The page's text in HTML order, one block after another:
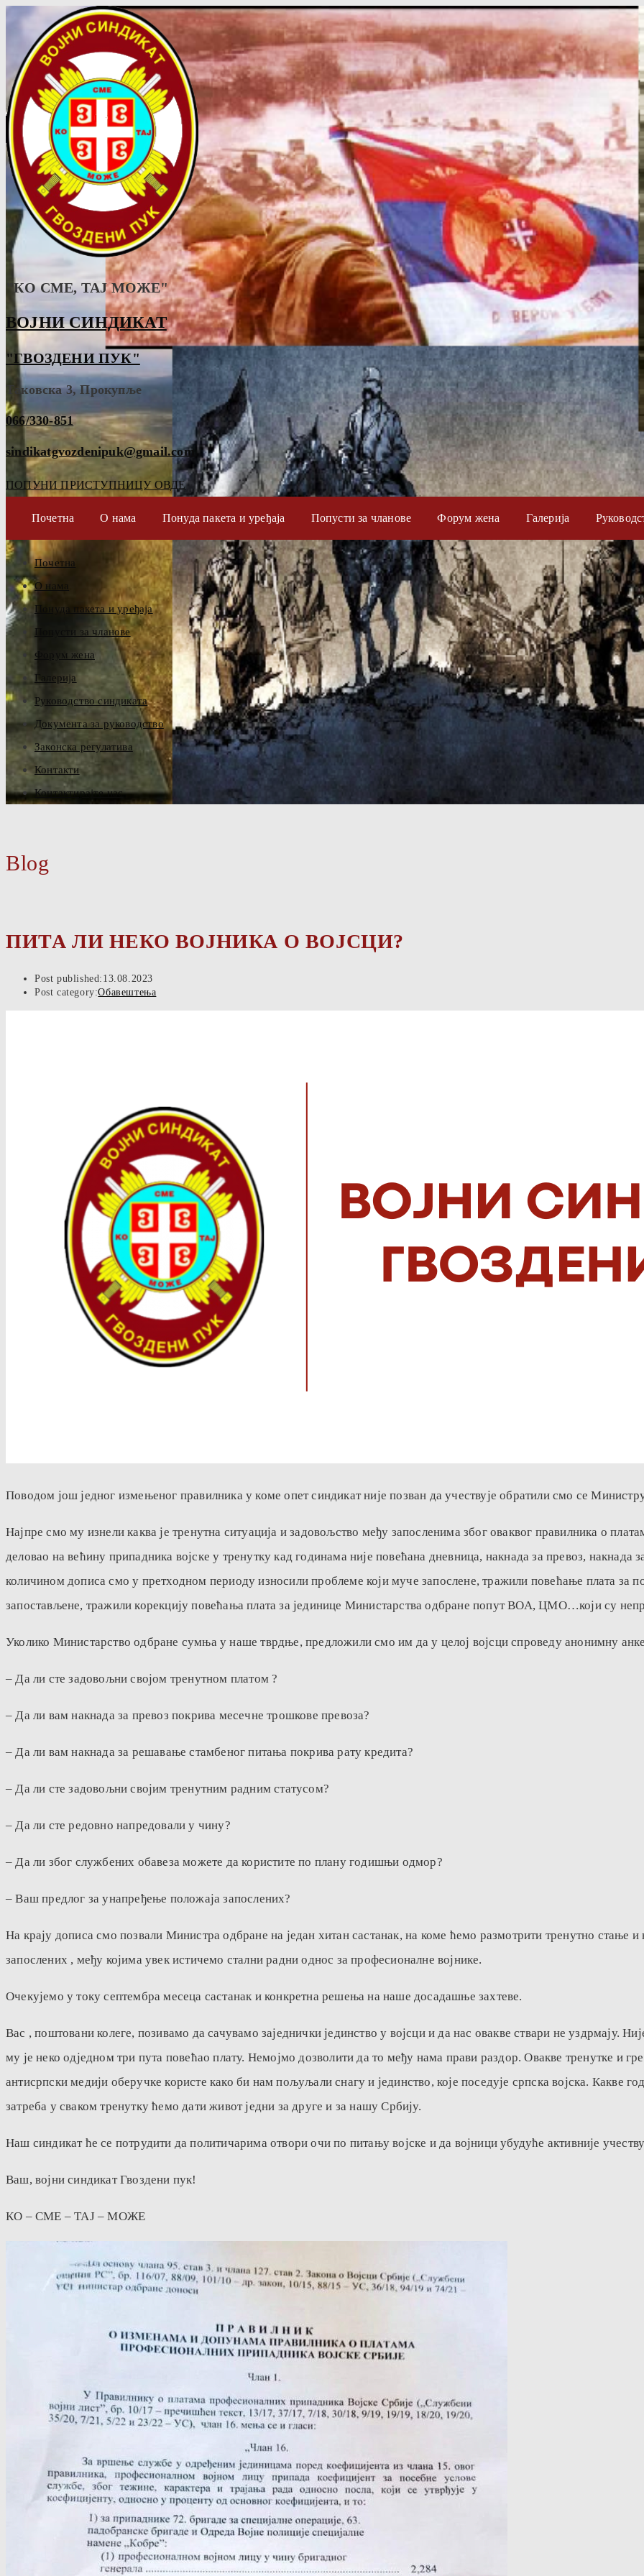
"КО СМЕ, ТАJ МОЖЕ"
ВОЈНИ СИНДИКАТ
"ГВОЗДЕНИ ПУК"
Таковска 3, Прокупље
066/330-851
sindikatgvozdenipuk@gmail.com
ПОПУНИ ПРИСТУПНИЦУ ОВДЕ
Почетна О нама Понуда пакета и уређаја Попусти за чланове Форум жена Галерија
Почетна
О нама
Понуда пакета и уређаја
Попусти за чланове
Форум жена
Галерија
Руководство синдиката
Документа за руководство
Законска регулатива
Контакти
Контактирајте нас
Blog
ПИТА ЛИ НЕКО ВОЈНИКА О ВОЈСЦИ?
Post published: 13.08.2023
Post category:Обавештења
Поводом још једног измењеног правилника у коме опет синдикат није позван да учествује обратили смо се
Најпре смо му изнели каква је тренутна ситуација и задовољство међу запосленима због оваквог правилника о
деловао на већину припадника војске у тренутку кад годинама није повећана дневница, накнада за превоз,
количином дописа смо у претходном периоду износили проблеме који муче запослене, тражили повећање плата за
запостављене, тражили корекцију повећања плата за јединице Министарства одбране попут ВОА, ЦМО…који су
Уколико Министарство одбране сумња у наше тврдње, предложили смо им да у целој војсци спроведу анонимну
– Да ли сте задовољни својом тренутном платом ?
– Да ли вам накнада за превоз покрива месечне трошкове превоза?
– Да ли вам накнада за решавање стамбеног питања покрива рату кредита?
– Да ли сте задовољни својим тренутним радним статусом?
– Да ли сте редовно напредовали у чину?
– Да ли због службених обавеза можете да користите по плану годишњи одмор?
– Ваш предлог за унапређење положаја запослених?
На крају дописа смо позвали Министра одбране на један хитан састанак, на коме ћемо размотрити тренутно стање
запослених , међу којима увек истичемо стални радни однос за професионалне војнике.
Очекујемо у току септембра месеца састанак и конкретна решења на наше досадашње захтеве.
Вас , поштовани колеге, позивамо да сачувамо заједнички јединство у војсци и да нас овакве ствари не уздрмају.
му је неко одједном три пута повећао плату. Немојмо дозволити да то међу нама прави раздор. Овакве тренутке и
антисрпски медији оберучке користе како би нам пољуљали снагу и јединство, које поседује српска војска. Какве
затреба у сваком тренутку ћемо дати живот једни за друге и за нашу Србију.
Наш синдикат ће се потрудити да политичарима отвори очи по питању војске и да војници убудуће активније
Ваш, војни синдикат Гвоздени пук!
КО – СМЕ – ТАЈ – МОЖЕ